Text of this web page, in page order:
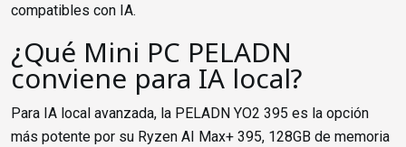
compatibles con IA.
¿Qué Mini PC PELADN
conviene para IA local?
Para IA local avanzada, la PELADN YO2 395 es la opción
más potente por su Ryzen AI Max+ 395, 128GB de memoria